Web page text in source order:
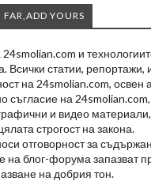
YOURS
и
Всички статии,
на 24smolian.com,
съгласие на
и видео
строгост на закона.
отговорност за
на блог-форума запазват
на добрия тон.